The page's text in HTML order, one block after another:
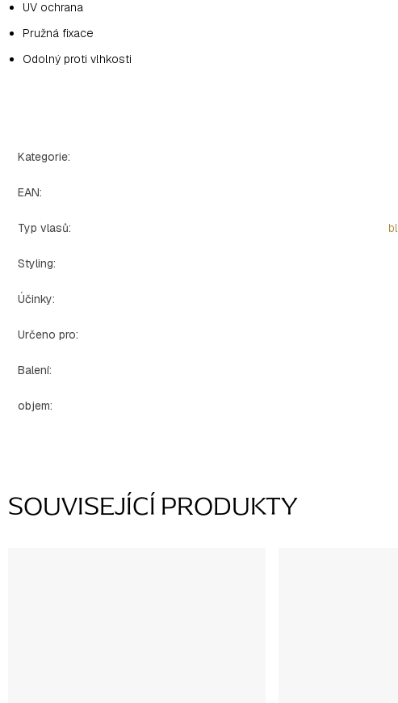
UV ochrana
Pružná fixace
Odolný proti vlhkosti
Kategorie:
EAN:
Typ vlasů:
Styling:
Účinky:
Určeno pro:
Balení:
objem:
SOUVISEJÍCÍ PRODUKTY